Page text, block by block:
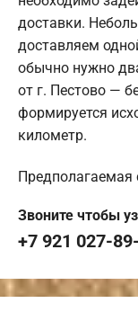
доставки.
доставляем
обычно нужно
от г. Пестово —
формируется
километр.
Предполагаемая
Звоните чтобы
+7 921 027-